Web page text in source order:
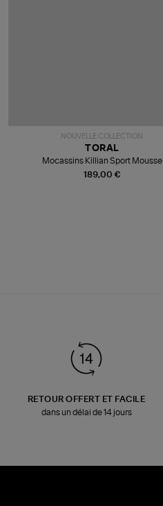
NOUVELLE COLLECTION
189,00 €
TORAL
Mocassins Killian Sport Mousse
RETOUR OFFERT ET FACILE
dans un délai de 14 jours